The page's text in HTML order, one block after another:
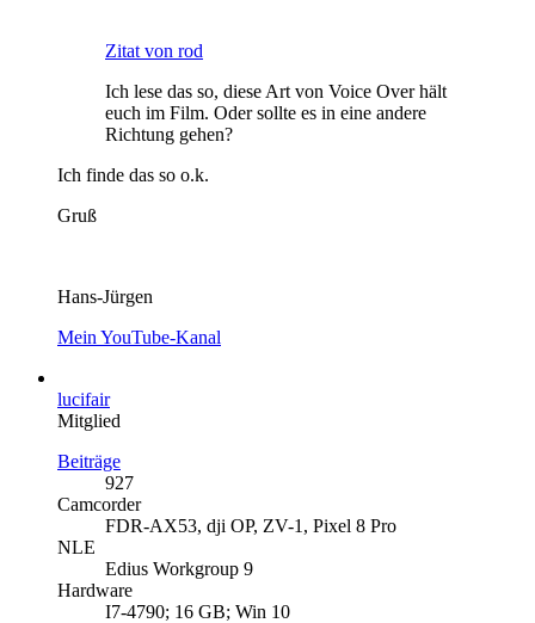
Zitat von rod
Ich lese das so, diese Art von Voice Over hält
euch im Film. Oder sollte es in eine andere
Richtung gehen?
Ich finde das so o.k.
Gruß
Hans-Jürgen
Mein YouTube-Kanal
lucifair
Mitglied
Beiträge
927
Camcorder
FDR-AX53, dji OP, ZV-1, Pixel 8 Pro
NLE
Edius Workgroup 9
Hardware
I7-4790; 16 GB; Win 10